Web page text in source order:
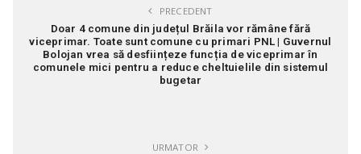
PRECEDENT
Doar 4 comune din județul Brăila vor rămâne fără
viceprimar. Toate sunt comune cu primari PNL | Guvernul
Bolojan vrea să desființeze funcția de viceprimar în
comunele mici pentru a reduce cheltuielile din sistemul
bugetar
URMATOR